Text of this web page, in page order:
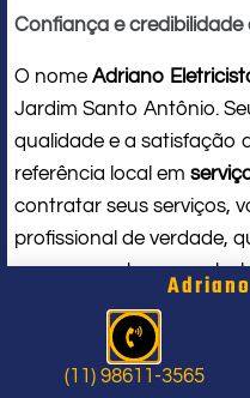
Confiança e
O nome Adriano
Jardim Santo Antônio.
qualidade e a satisfação
referência local em
contratar seus serviços,
profissional de verdade,
espaço e entrega um
Problema com
(11) 98611-3565